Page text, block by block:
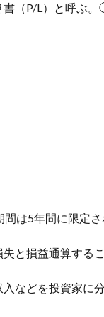
（P/L）と呼ぶ。
は5年間に限定
と損益通算する
などを投資家に